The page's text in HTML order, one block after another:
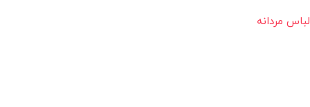
لباس مردانه